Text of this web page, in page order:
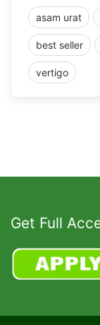
asam urat
best seller
vertigo
Get Full